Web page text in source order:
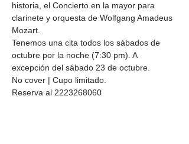
historia, el Concierto en la mayor para
clarinete y orquesta de Wolfgang Amadeus
Mozart.
Tenemos una cita todos los sábados de
octubre por la noche (7:30 pm). A
excepción del sábado 23 de octubre.
No cover | Cupo limitado.
Reserva al 2223268060